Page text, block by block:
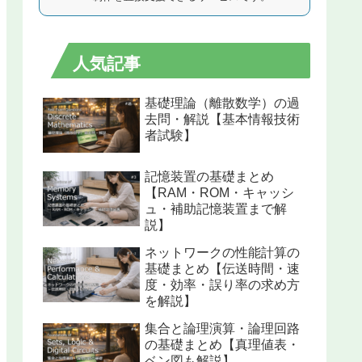
人気記事
基礎理論（離散数学）の過
去問・解説【基本情報技術
者試験】
記憶装置の基礎まとめ
【RAM・ROM・キャッシ
ュ・補助記憶装置まで解
説】
ネットワークの性能計算の
基礎まとめ【伝送時間・速
度・効率・誤り率の求め方
を解説】
集合と論理演算・論理回路
の基礎まとめ【真理値表・